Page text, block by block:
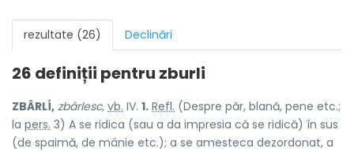
rezultate (26) Declinări
26 definiții pentru zburli
ZBÂRLÍ, zbârlesc, vb. IV. 1. Refl. (Despre păr, blană, pene etc.;
la pers. 3) A se ridica (sau a da impresia că se ridică) în sus
(de spaimă, de mânie etc.); a se amesteca dezordonat, a